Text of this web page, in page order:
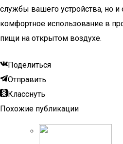
службы вашего устройства, но и
комфортное использование в
пищи на открытом воздухе.
Поделиться
Отправить
Класснуть
Похожие публикации